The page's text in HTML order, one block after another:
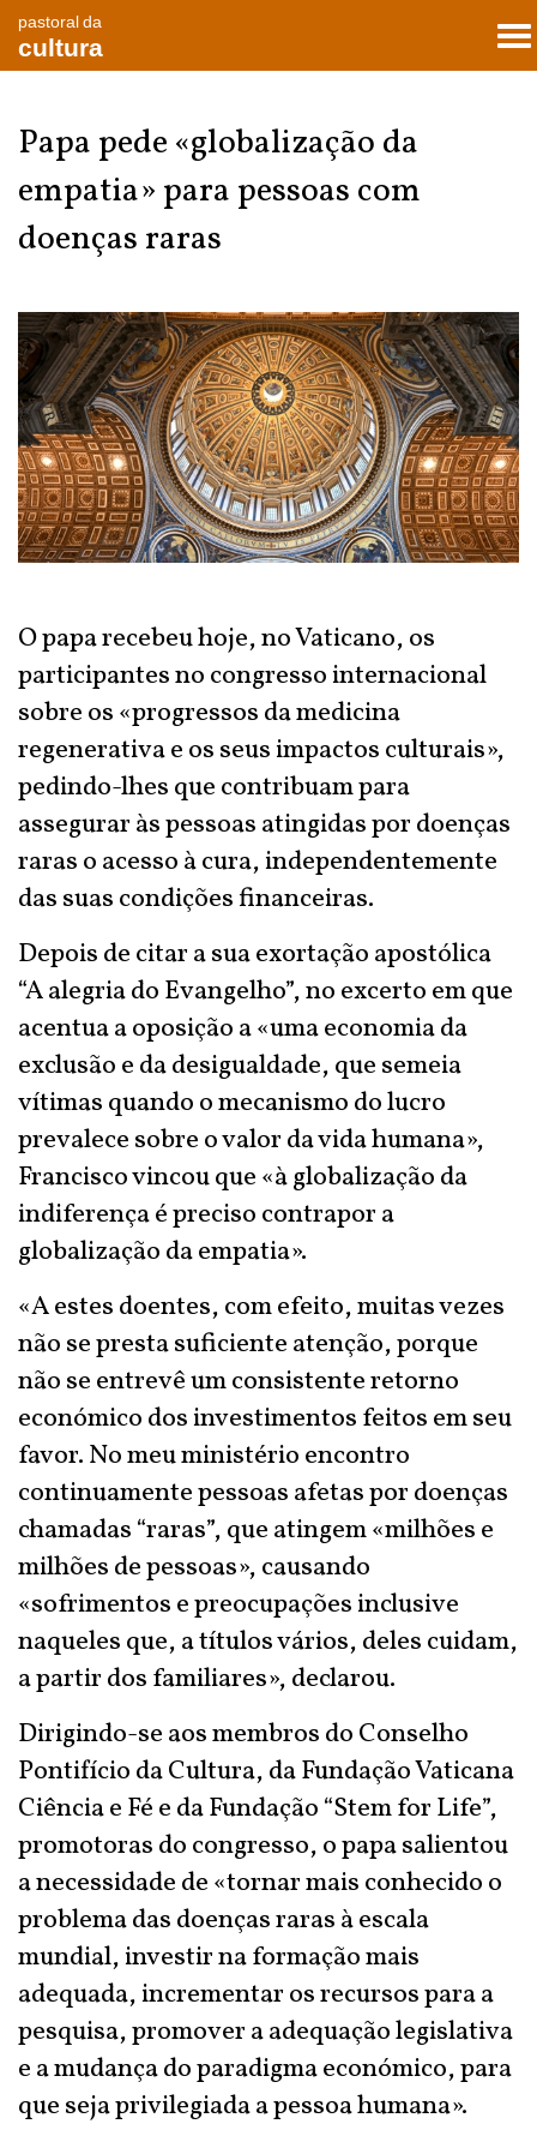
pastoral da
cultura
Papa pede «globalização da
empatia» para pessoas com
doenças raras
O papa recebeu hoje, no Vaticano, os
participantes no congresso internacional
sobre os «progressos da medicina
regenerativa e os seus impactos culturais»,
pedindo-lhes que contribuam para
assegurar às pessoas atingidas por doenças
raras o acesso à cura, independentemente
das suas condições financeiras.
Depois de citar a sua exortação apostólica
“A alegria do Evangelho”, no excerto em que
acentua a oposição a «uma economia da
exclusão e da desigualdade, que semeia
vítimas quando o mecanismo do lucro
prevalece sobre o valor da vida humana»,
Francisco vincou que «à globalização da
indiferença é preciso contrapor a
globalização da empatia».
«A estes doentes, com efeito, muitas vezes
não se presta suficiente atenção, porque
não se entrevê um consistente retorno
económico dos investimentos feitos em seu
favor. No meu ministério encontro
continuamente pessoas afetas por doenças
chamadas “raras”, que atingem «milhões e
milhões de pessoas», causando
«sofrimentos e preocupações inclusive
naqueles que, a títulos vários, deles cuidam,
a partir dos familiares», declarou.
Dirigindo-se aos membros do Conselho
Pontifício da Cultura, da Fundação Vaticana
Ciência e Fé e da Fundação “Stem for Life”,
promotoras do congresso, o papa salientou
a necessidade de «tornar mais conhecido o
problema das doenças raras à escala
mundial, investir na formação mais
adequada, incrementar os recursos para a
pesquisa, promover a adequação legislativa
e a mudança do paradigma económico, para
que seja privilegiada a pessoa humana».